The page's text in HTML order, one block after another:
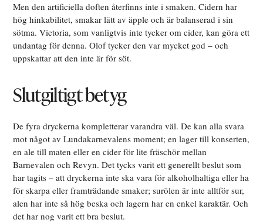
Men den artificiella doften återfinns inte i smaken. Cidern har
hög hinkabilitet, smakar lätt av äpple och är balanserad i sin
sötma. Victoria, som vanligtvis inte tycker om cider, kan göra ett
undantag för denna. Olof tycker den var mycket god – och
uppskattar att den inte är för söt.
Slutgiltigt betyg
De fyra dryckerna kompletterar varandra väl. De kan alla svara
mot något av Lundakarnevalens moment; en lager till konserten,
en ale till maten eller en cider för lite fräschör mellan
Barnevalen och Revyn. Det tycks varit ett generellt beslut som
har tagits – att dryckerna inte ska vara för alkoholhaltiga eller ha
för skarpa eller framträdande smaker; surölen är inte alltför sur,
alen har inte så hög beska och lagern har en enkel karaktär. Och
det har nog varit ett bra beslut.